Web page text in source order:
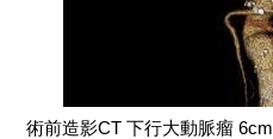
術前造影CT 下行大動脈瘤 6cm